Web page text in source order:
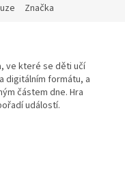
Značka
ve které se děti učí
digitálním formátu, a
částem dne. Hra
událostí.